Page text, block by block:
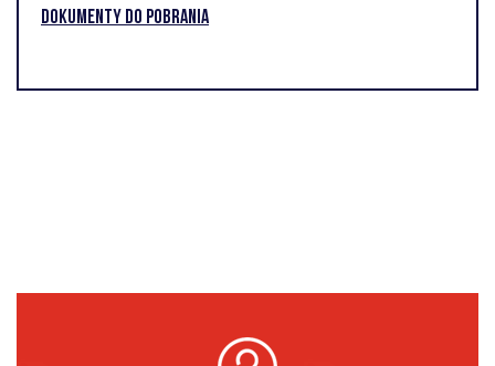
DOKUMENTY DO POBRANIA